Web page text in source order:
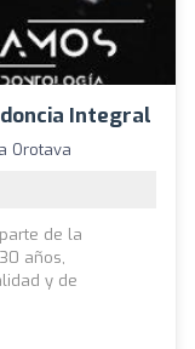
Integral
Orotava
de la
años,
y de